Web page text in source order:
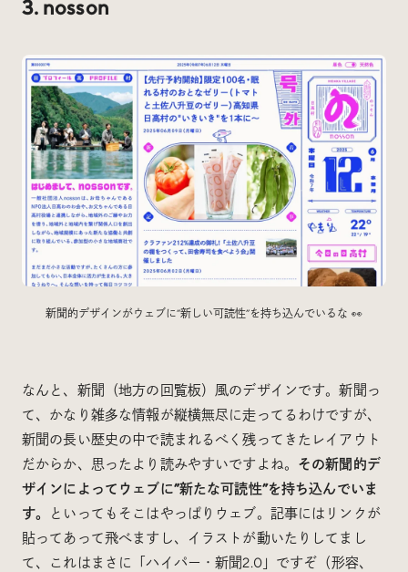
3. nosson
新聞的デザインがウェブに”新しい可読性”を持ち込んでいるな 👀
なんと、新聞（地方の回覧板）風のデザインです。新聞っ
て、かなり雑多な情報が縦横無尽に走ってるわけですが、
新聞の長い歴史の中で読まれるべく残ってきたレイアウト
だからか、思ったより読みやすいですよね。 その新聞的デ
ザインによってウェブに”新たな可読性”を持ち込んでいま
す。
といってもそこはやっぱりウェブ。記事にはリンクが
貼ってあって飛べますし、イラストが動いたりしてまし
て、これはまさに「ハイパー・新聞2.0」ですぞ（形容、